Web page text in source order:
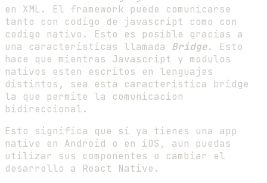
en XML. El framework puede comunicarse
tanto con codigo de javascript como con
codigo nativo. Esto es posible gracias a
una caracteristicas llamada Bridge. Esto
hace que mientras Javascript y modulos
nativos esten escritos en lenguajes
distintos, sea esta caracteristica bridge
la que permite la comunicacion
bidireccional.
Esto significa que si ya tienes una app
native en Android o en iOS, aun puedas
utilizar sus componentes o cambiar el
desarrollo a React Native.